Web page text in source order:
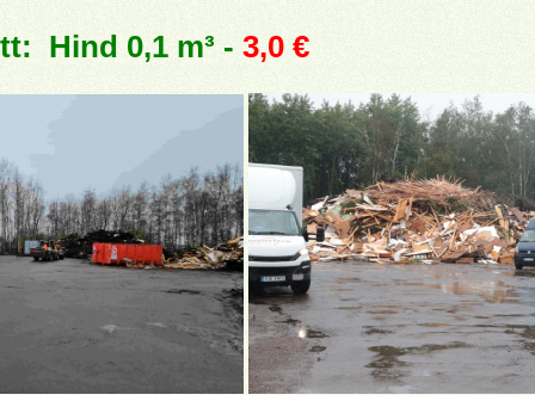
Hind 0,1 m³ - 3,0 €